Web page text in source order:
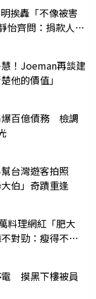
挨轟「不像被害
齊問：捐款人有
！Joeman再談建
他的價值」
爆百億債務 檢調
台灣遊客拍照
伯」奇蹟重逢
料理網紅「肥大
對勁：瘦得不合
電 摸黑下樓被員